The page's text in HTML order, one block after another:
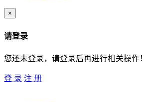
×
请登录
您还未登录，请登录后再进行相关操作！
登 录 注 册